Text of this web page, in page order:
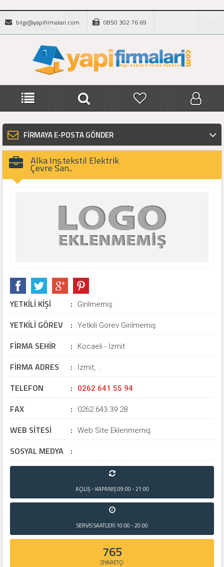
bilgi@yapifirmalari.com 0850 302 76 69
FİRMAYA E-POSTA GÖNDER
Alka Inş.tekstil Elektrik
Çevre San..
YETKİLİ KİŞİ : Girilmemiş
YETKİLİ GÖREV : Yetkili Görev Girilmemiş
FİRMA SEHİR : Kocaeli - İzmit
FİRMA ADRES : İzmit, ..
TELEFON : 0262 641 55 94
FAX : 0262 643 39 28
WEB SİTESİ : Web Site Eklenmemiş
SOSYAL MEDYA :
AÇILIŞ - KAPANIŞ09:00 - 21:00
SERVİS SAATLERİ 10:00 - 20:00
765
ZİYARETÇİ